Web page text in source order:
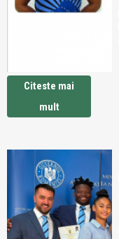
Citeste mai
mult